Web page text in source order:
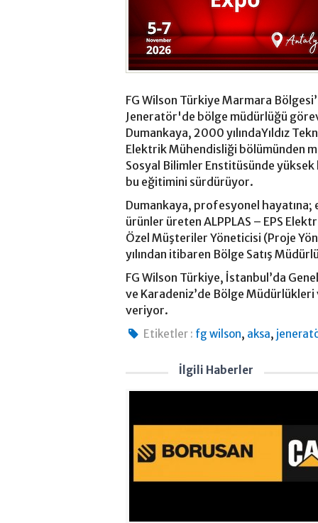
FG Wilson Türkiye Marmara
Jeneratör'de bölge müdürlüğü
Dumankaya, 2000 yılındaYıldız
Elektrik Mühendisliği bölümünden
Sosyal Bilimler Enstitüsünde
bu eğitimini sürdürüyor.
Dumankaya, profesyonel
ürünler üreten ALPPLAS – EPS
Özel Müşteriler Yöneticisi (Proje
yılından itibaren Bölge Satış
FG Wilson Türkiye, İstanbul’da
ve Karadeniz’de Bölge
veriyor.
Etiketler : fg wilson, aksa,
İlgili Haberler